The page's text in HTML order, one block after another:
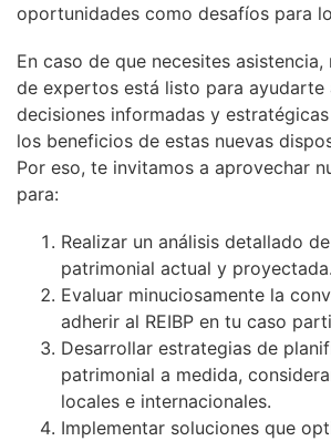
oportunidades como desafíos para
En caso de que necesites
de expertos está listo para ayudarte
decisiones informadas y
los beneficios de estas nuevas
Por eso, te invitamos a aprovechar
para:
Realizar un análisis detallado
patrimonial actual y proyectada.
Evaluar minuciosamente la
adherir al REIBP en tu caso
Desarrollar estrategias de
patrimonial a medida,
locales e internacionales.
Implementar soluciones que